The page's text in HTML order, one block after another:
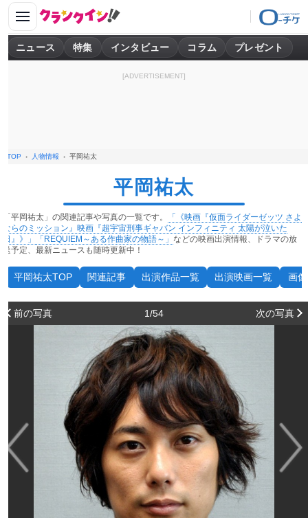
ニュース 特集 インタビュー コラム プレゼント
[ADVERTISEMENT]
TOP 人物情報 平岡祐太
平岡祐太
「平岡祐太」の関連記事や写真の一覧です。
「《映画『仮面ライダーゼッツ さよ
ならのミッション』映画『超宇宙刑事ギャバン インフィニティ 太陽が泣いた
日』》」
「REQUIEM～ある作曲家の物語～」 などの映画出演情報、ドラマの放
送予定、最新ニュースも随時更新中！
平岡祐太TOP 関連記事 出演作品一覧 出演映画一覧 画
前の写真 1/54 次の写真